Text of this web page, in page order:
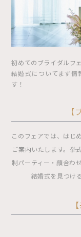
初めてのブライダルフ
結婚式についてまず情
す！
【
このフェアでは、はじ
ご案内いたします。挙
制パーティー・顔合わ
結婚式を見つけ